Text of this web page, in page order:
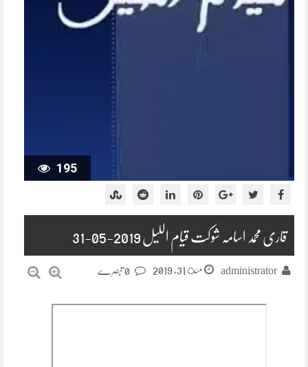
195
قاری محمد اسامہ شوکت قیام اللیل 2019-05-31
administrator مئ 31, 2019